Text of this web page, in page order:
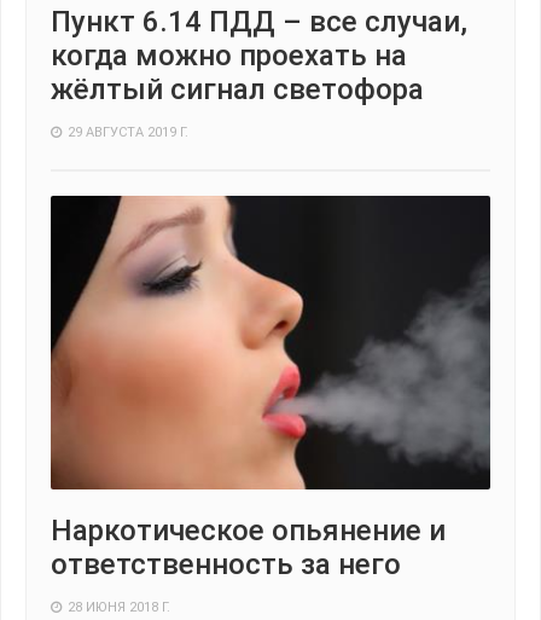
Пункт 6.14 ПДД – все случаи,
когда можно проехать на
жёлтый сигнал светофора
29 АВГУСТА 2019 Г.
Наркотическое опьянение и
ответственность за него
28 ИЮНЯ 2018 Г.